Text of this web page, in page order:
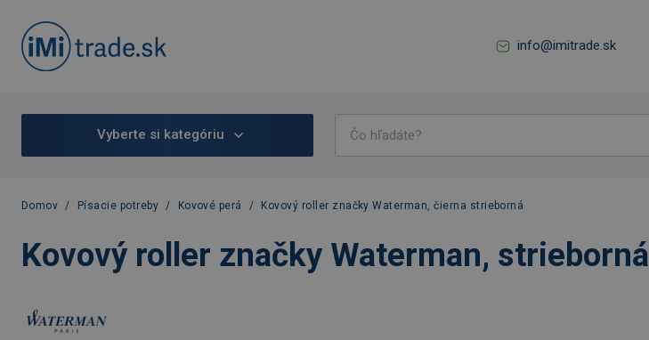
info@imitrade.sk
Vyberte si kategóriu
Domov / Písacie potreby / Kovové perá / Kovový roller značky Waterman, čierna strieborná
Kovový roller značky Waterman, strieborná